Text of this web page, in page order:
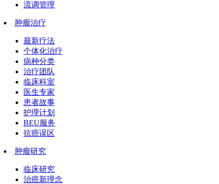
流调管理
肿瘤治疗
最新疗法
个体化治疗
病种分类
治疗团队
临床科室
医生专家
患者故事
护理计划
BEU服务
抗癌误区
肿瘤研究
临床研究
治癌新理念